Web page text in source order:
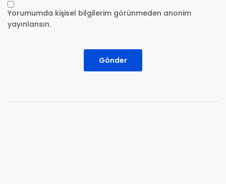
Yorumumda kişisel bilgilerim görünmeden anonim
yayınlansın.
Gönder